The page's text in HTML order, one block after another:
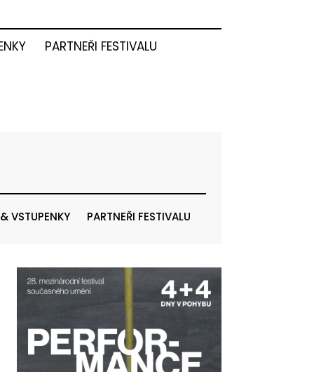
PARTNEŘI FESTIVALU
VSTUPENKY PARTNEŘI FESTIVALU